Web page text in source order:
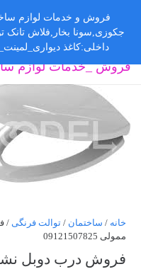
فروش _خدمات لوازم
خانه / ساختمان / توالت فرنگی /
ممولی 09121507825
فروش درب دوبل
فروش و خدمات لوازم
جکوزی,سونا بخار,فلاش تانک
داخلی:کاغذ